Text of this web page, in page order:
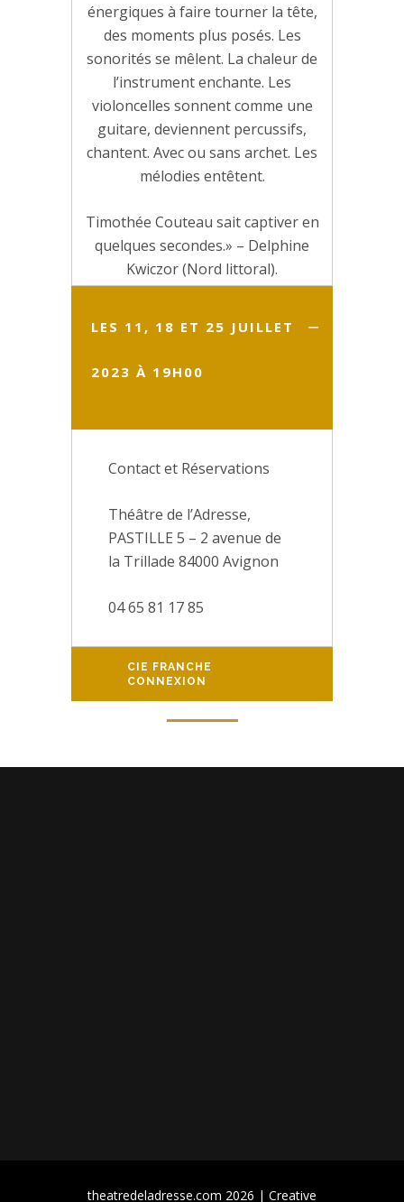
énergiques à faire tourner la tête,
des moments plus posés. Les
sonorités se mêlent. La chaleur de
l’instrument enchante. Les
violoncelles sonnent comme une
guitare, deviennent percussifs,
chantent. Avec ou sans archet. Les
mélodies entêtent.
Timothée Couteau sait captiver en
quelques secondes.» – Delphine
Kwiczor (Nord littoral).
LES 11, 18 ET 25 JUILLET
2023 À 19H00
Contact et Réservations
Théâtre de l’Adresse,
PASTILLE 5 – 2 avenue de
la Trillade 84000 Avignon
04 65 81 17 85
CIE FRANCHE
CONNEXION
theatredeladresse.com 2026 | Creative